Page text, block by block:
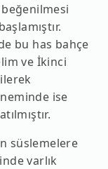
bu has bahçe
ve İkinci
ise
süslemelere
varlık